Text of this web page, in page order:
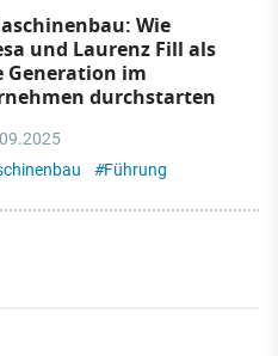
Wie
und Laurenz Fill als
Generation im
durchstarten
#Führung